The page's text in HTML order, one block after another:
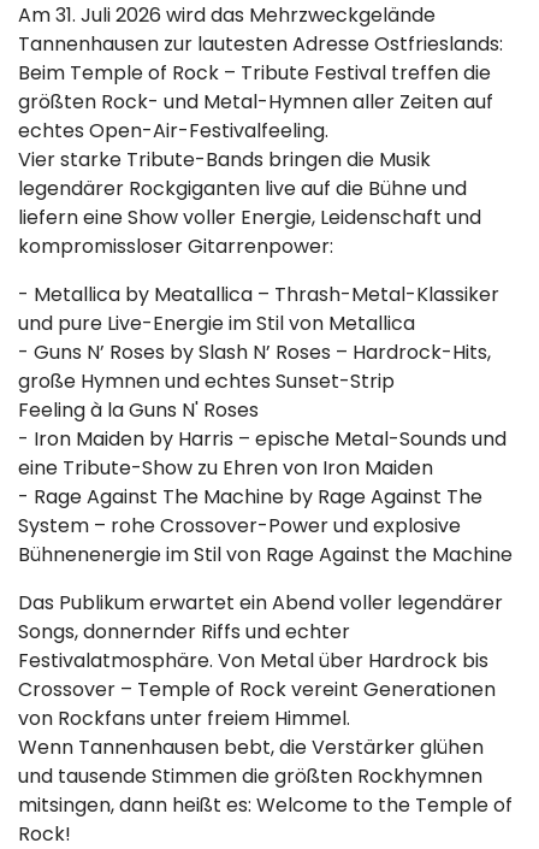
Am 31. Juli 2026 wird das Mehrzweckgelände
Tannenhausen zur lautesten Adresse Ostfrieslands:
Beim Temple of Rock – Tribute Festival treffen die
größten Rock- und Metal-Hymnen aller Zeiten auf
echtes Open-Air-Festivalfeeling.
Vier starke Tribute-Bands bringen die Musik
legendärer Rockgiganten live auf die Bühne und
liefern eine Show voller Energie, Leidenschaft und
kompromissloser Gitarrenpower:
- Metallica by Meatallica – Thrash-Metal-Klassiker
und pure Live-Energie im Stil von Metallica
- Guns N’ Roses by Slash N’ Roses – Hardrock-Hits,
große Hymnen und echtes Sunset-Strip
Feeling à la Guns N' Roses
- Iron Maiden by Harris – epische Metal-Sounds und
eine Tribute-Show zu Ehren von Iron Maiden
- Rage Against The Machine by Rage Against The
System – rohe Crossover-Power und explosive
Bühnenenergie im Stil von Rage Against the Machine
Das Publikum erwartet ein Abend voller legendärer
Songs, donnernder Riffs und echter
Festivalatmosphäre. Von Metal über Hardrock bis
Crossover – Temple of Rock vereint Generationen
von Rockfans unter freiem Himmel.
Wenn Tannenhausen bebt, die Verstärker glühen
und tausende Stimmen die größten Rockhymnen
mitsingen, dann heißt es: Welcome to the Temple of
Rock!